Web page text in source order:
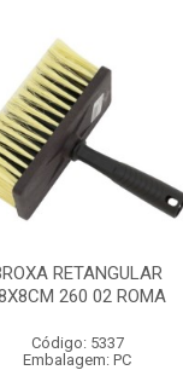
RETANGULAR
260 02 ROMA
Código: 5337
Embalagem: PC